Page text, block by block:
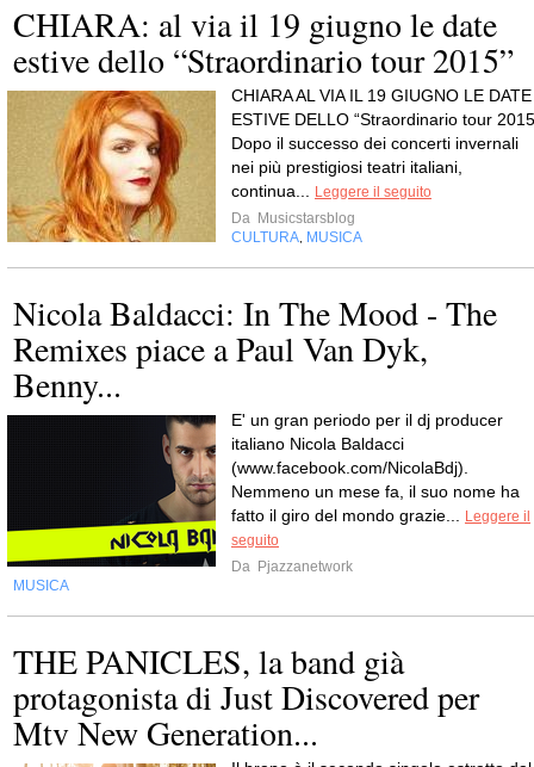
CHIARA: al via il 19 giugno le date
estive dello “Straordinario tour 2015”
CHIARA AL VIA IL 19 GIUGNO LE DATE
ESTIVE DELLO “Straordinario tour
Dopo il successo dei concerti invernali
nei più prestigiosi teatri italiani,
continua...
Leggere il seguito
Da Musicstarsblog
CULTURA MUSICA
Nicola Baldacci: In The Mood - The
Remixes piace a Paul Van Dyk,
Benny...
E' un gran periodo per il dj producer
italiano Nicola Baldacci
(www.facebook.com/NicolaBdj).
Nemmeno un mese fa, il suo nome ha
fatto il giro del mondo grazie...
Leggere il
seguito
Da Pjazzanetwork
MUSICA
THE PANICLES, la band già
protagonista di Just Discovered per
Mtv New Generation...